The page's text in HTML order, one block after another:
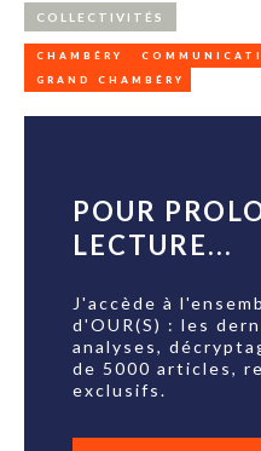
COLLECTIVITÉS
CHAMBÉRY
GRAND CHAMBÉRY
POUR
LECTURE...
J'accède à
d'OUR(S) : les
analyses,
de 5000 articles,
exclusifs.